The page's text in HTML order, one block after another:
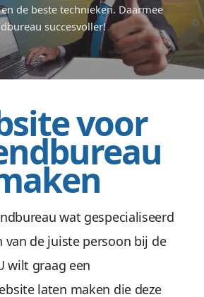
voor
wat gespecialiseerd
van de juiste persoon bij de
wilt graag een
laten maken die deze
de beste technieken. Daarmee
succesvoller!